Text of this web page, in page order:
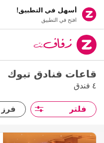
أسهل في التطبيق!
افتح في التطبيق
قاعات فنادق تبوك
٤ فندق
فلتر فرز